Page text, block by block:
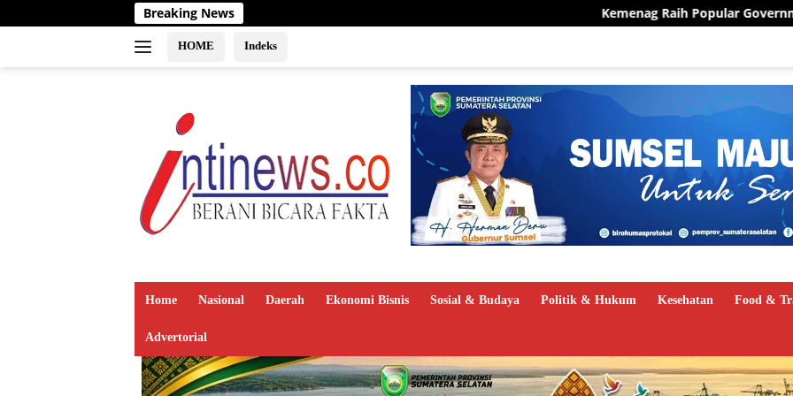
ke
Breaking News Kemenag Raih Popular Government Institutions
HOME Indeks
Home Nasional Daerah Ekonomi Bisnis Sosial & Budaya Politik & Hukum Kesehatan Food &
Advertorial